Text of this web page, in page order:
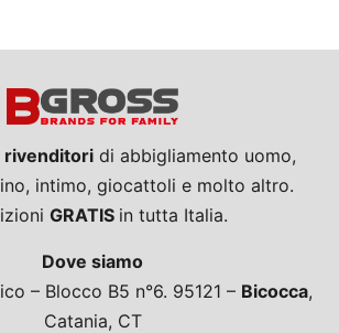
rivenditoridi abbigliamento uomo,
intimo, giocattoli e molto altro.
GRATIS in tutta Italia.
Dove siamo
– Blocco B5 n°6. 95121 – Bicocca,
Catania, CT